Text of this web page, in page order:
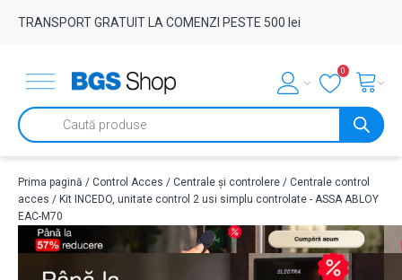
TRANSPORT GRATUIT LA COMENZI PESTE 500 lei
0
Products
search
Prima pagină / Control Acces / Centrale și controlere / Centrale control
acces / Kit INCEDO, unitate control 2 usi simplu controlate - ASSA ABLOY
EAC-M70